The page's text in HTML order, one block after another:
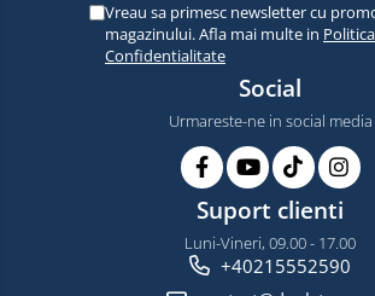
Vreau sa primesc newsletter cu
magazinului. Afla mai multe in
Confidentialitate
Social
Urmareste-ne in social media
Suport clienti
Luni-Vineri, 09.00 - 17.00
+40215552590